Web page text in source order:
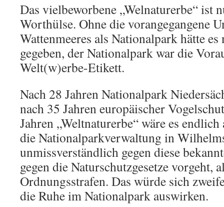
Das vielbeworbene „Welnaturerbe“ ist
Worthülse. Ohne die vorangegangene
Wattenmeeres als Nationalpark hätte
gegeben, der Nationalpark war die
Welt(w)erbe-Etikett.
Nach 28 Jahren Nationalpark
nach 35 Jahren europäischer
Jahren „Weltnaturerbe“ wäre es
die Nationalparkverwaltung in
unmissverständlich gegen diese
gegen die Naturschutzgesetze vorgeht,
Ordnungsstrafen. Das würde sich
die Ruhe im Nationalpark auswirken.